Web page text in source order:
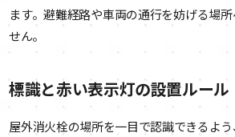
ます。避難経路や車両の通行を妨げる場
せん。
標識と赤い表示灯の設置ルール
屋外消火栓の場所を一目で認識できるよ